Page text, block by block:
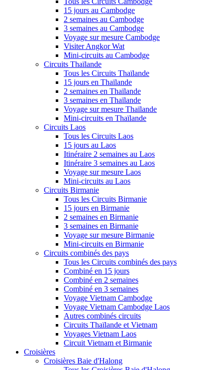
15 jours au Cambodge
2 semaines au Cambodge
3 semaines au Cambodge
Voyage sur mesure Cambodge
Visiter Angkor Wat
Mini-circuits au Cambodge
Circuits Thaïlande
Tous les Circuits Thaïlande
15 jours en Thaïlande
2 semaines en Thaïlande
3 semaines en Thaïlande
Voyage sur mesure Thaïlande
Mini-circuits en Thaïlande
Circuits Laos
Tous les Circuits Laos
15 jours au Laos
Itinéraire 2 semaines au Laos
Itinéraire 3 semaines au Laos
Voyage sur mesure Laos
Mini-circuits au Laos
Circuits Birmanie
Tous les Circuits Birmanie
15 jours en Birmanie
2 semaines en Birmanie
3 semaines en Birmanie
Voyage sur mesure Birmanie
Mini-circuits en Birmanie
Circuits combinés des pays
Tous les Circuits combinés des pays
Combiné en 15 jours
Combiné en 2 semaines
Combiné en 3 semaines
Voyage Vietnam Cambodge
Voyage Vietnam Cambodge Laos
Autres combinés circuits
Circuits Thaïlande et Vietnam
Voyages Vietnam Laos
Circuit Vietnam et Birmanie
Croisières
Croisières Baie d'Halong